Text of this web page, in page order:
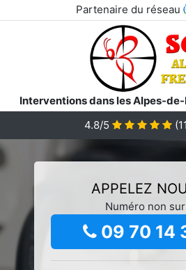
Partenaire du réseau
Interventions dans les Alpes-
4.8/5
(
APPELEZ
Numéro non
09 70 14